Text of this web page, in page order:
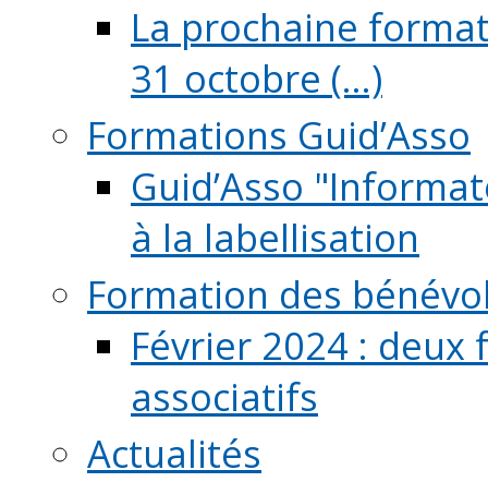
La prochaine
31 octobre (...)
Formations Guid’Asso
Guid’Asso
à la labellisation
Formation des
Février 2024 :
associatifs
Actualités